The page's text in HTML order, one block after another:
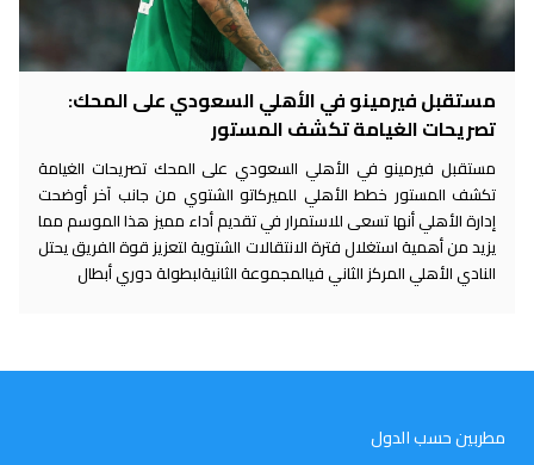
مستقبل فيرمينو في الأهلي السعودي على المحك:
تصريحات الغيامة تكشف المستور
مستقبل فيرمينو في الأهلي السعودي على المحك تصريحات الغيامة
تكشف المستور خطط الأهلي للميركاتو الشتوي من جانب آخر أوضحت
إدارة الأهلي أنها تسعى للاستمرار في تقديم أداء مميز هذا الموسم مما
يزيد من أهمية استغلال فترة الانتقالات الشتوية لتعزيز قوة الفريق يحتل
النادي الأهلي المركز الثاني فيالمجموعة الثانيةلبطولة دوري أبطال
مطربين حسب الدول